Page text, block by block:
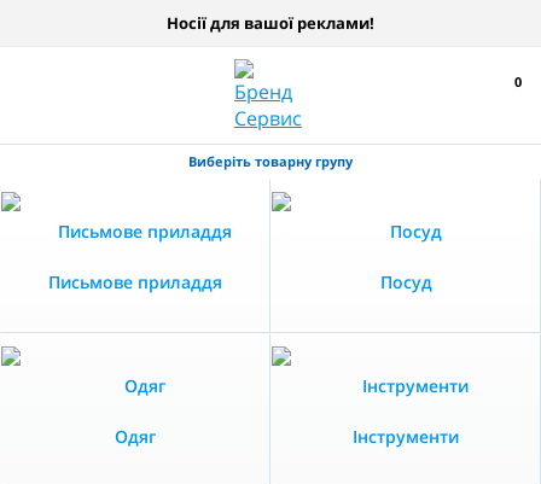
Носії для вашої реклами!
0
Виберіть товарну групу
Письмове приладдя Посуд
Одяг Інструменти